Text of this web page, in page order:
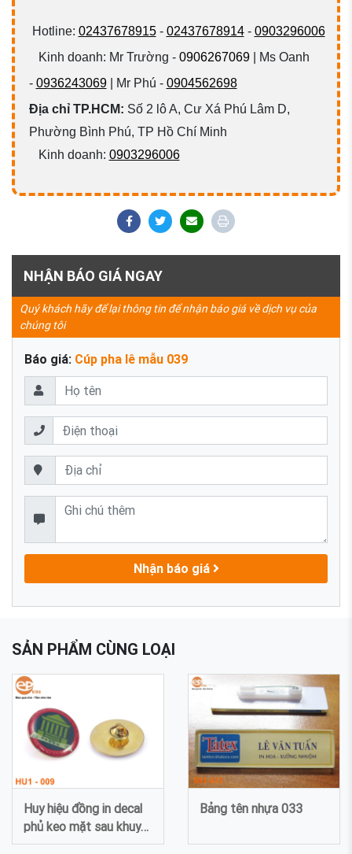
Hotline: 02437678915- 02437678914- 0903296006
Kinh doanh: Mr Trường - 0906267069| Ms Oanh
- 0936243069| Mr Phú - 0904562698
Địa chỉ TP.HCM: Số 2 lô A, Cư Xá Phú Lâm D,
Phường Bình Phú, TP Hồ Chí Minh
Kinh doanh: 0903296006
NHẬN BÁO GIÁ NGAY
Quý khách hãy để lại thông tin để nhận báo giá về dịch vụ của
chúng tôi
Báo giá: Cúp pha lê mẫu 039
Nhận báo giá
SẢN PHẨM CÙNG LOẠI
Huy hiệu đồng in decal
phủ keo mặt sau khuy
bướm 009
Bảng tên nhựa 033